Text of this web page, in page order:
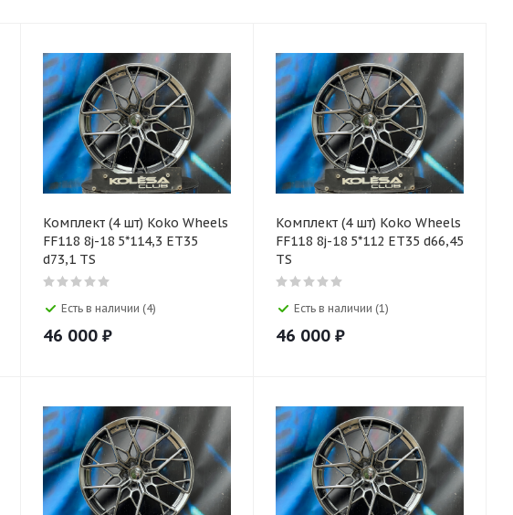
Комплект (4 шт) Koko Wheels
FF118 8j-18 5*114,3 ET35
d73,1 TS
Есть в наличии (4)
46 000 ₽
Комплект (4 шт) Koko Wheels
FF118 8j-18 5*112 ET35 d66,45
TS
Есть в наличии (1)
46 000 ₽